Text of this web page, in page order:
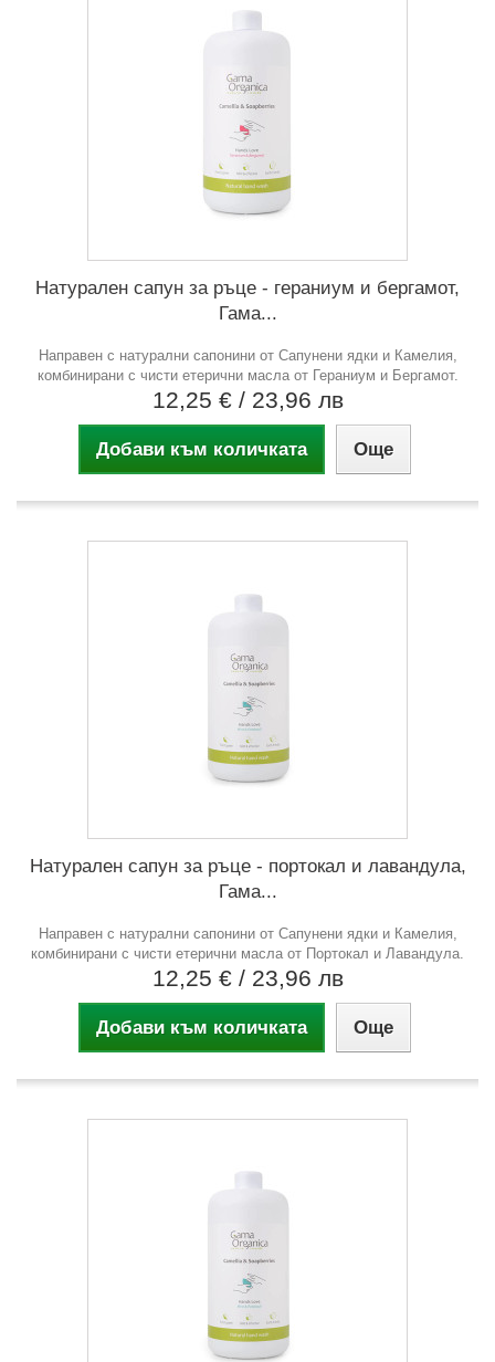
Натурален сапун за ръце - гераниум и бергамот,
Гама...
Направен с натурални сапонини от Сапунени ядки и Камелия,
комбинирани с чисти етерични масла от Гераниум и Бергамот.
12,25 € / 23,96 лв
Добави към количката Още
Натурален сапун за ръце - портокал и лавандула,
Гама...
Направен с натурални сапонини от Сапунени ядки и Камелия,
комбинирани с чисти етерични масла от Портокал и Лавандула.
12,25 € / 23,96 лв
Добави към количката Още